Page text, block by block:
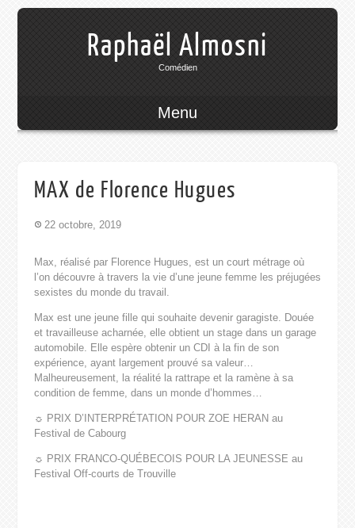
Raphaël Almosni
Comédien
Menu
MAX de Florence Hugues
22 octobre, 2019
Max, réalisé par Florence Hugues, est un court métrage où
l’on découvre à travers la vie d’une jeune femme les préjugées
sexistes du monde du travail.
Max est une jeune fille qui souhaite devenir garagiste. Douée
et travailleuse acharnée, elle obtient un stage dans un garage
automobile. Elle espère obtenir un CDI à la fin de son
expérience, ayant largement prouvé sa valeur…
Malheureusement, la réalité la rattrape et la ramène à sa
condition de femme, dans un monde d’hommes…
☼ PRIX D’INTERPRÉTATION POUR ZOE HERAN au
Festival de Cabourg
☼ PRIX FRANCO-QUÉBECOIS POUR LA JEUNESSE au
Festival Off-courts de Trouville